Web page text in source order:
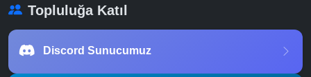
Topluluğa Katıl
Discord Sunucumuz